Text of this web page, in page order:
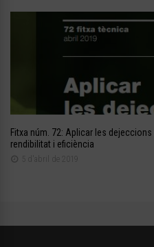
Fitxa núm. 72: Aplicar les
rendibilitat i eficiència
5 d'abril de 2019